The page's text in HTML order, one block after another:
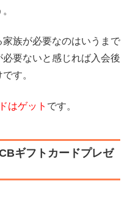
族が必要なのはいうまで
要ないと感じれば入会後
す。
はゲット です。
ギフトカードプレゼ